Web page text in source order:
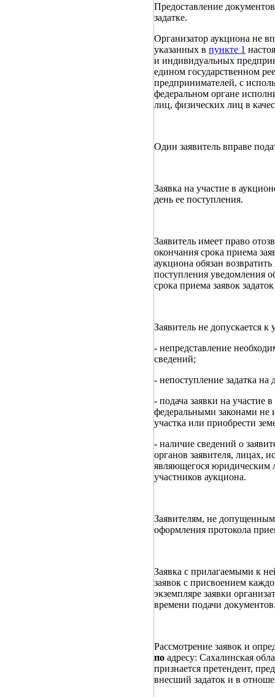
Предоставление
задатке.
Организатор аукциона не
указанных в пункте 1
и индивидуальных
едином государственном
предпринимателей, с
федеральном органе
лиц, физических лиц в
Один заявитель вправе
Заявка на участие в
день ее поступления.
Заявитель имеет право
окончания срока приема
аукциона обязан
поступления уведомления
срока приема заявок
Заявитель не допускается
- непредставление
сведений;
- непоступление задатка на
- подача заявки на участие
федеральными законами не
участка или приобрести
- наличие сведений о
органов заявителя, лицах,
являющегося юридическим
участников аукциона.
Заявителям, не допущенным
оформления протокола
Заявка с прилагаемыми к
заявок с присвоением
экземпляре заявки
времени подачи
Рассмотрение заявок и
по адресу: Сахалинская
признается претендент,
внесший задаток и в